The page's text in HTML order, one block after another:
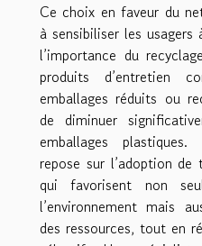
Ce choix en faveur du
à sensibiliser les
l’importance du
produits d’entretien
emballages réduits ou
de diminuer
emballages
repose sur l’adoption de
qui favorisent non
l’environnement mais
des ressources, tout en